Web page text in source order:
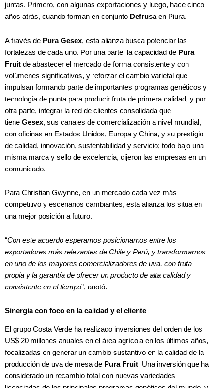
juntas. Primero, con algunas exportaciones y luego, hace cinco
años atrás, cuando forman en conjunto Defrusaen Piura.
A través de Pura Gesex, esta alianza busca potenciar las
fortalezas de cada uno. Por una parte, la capacidad de Pura
Fruit de abastecer el mercado de forma consistente y con
volúmenes significativos, y reforzar el cambio varietal que
impulsan formando parte de importantes programas genéticos y
tecnología de punta para producir fruta de primera calidad, y por
otra parte, integrar la red de clientes consolidada que
tiene Gesex, sus canales de comercialización a nivel mundial,
con oficinas en Estados Unidos, Europa y China, y su prestigio
de calidad, innovación, sustentabilidad y servicio; todo bajo una
misma marca y sello de excelencia, dijeron las empresas en un
comunicado.
Para Christian Gwynne, en un mercado cada vez más
competitivo y escenarios cambiantes, esta alianza los sitúa en
una mejor posición a futuro.
“Con este acuerdo esperamos posicionarnos entre los
exportadores más relevantes de Chile y Perú, y transformarnos
en uno de los mayores comercializadores de uva, con fruta
propia y la garantía de ofrecer un producto de alta calidad y
consistente en el tiempo”, anotó.
Sinergia con foco en la calidad y el cliente
El grupo Costa Verde ha realizado inversiones del orden de los
US$ 20 millones anuales en el área agrícola en los últimos años,
focalizadas en generar un cambio sustantivo en la calidad de la
producción de uva de mesa de Pura Fruit. Una inversión que ha
considerado un recambio total con nuevas variedades